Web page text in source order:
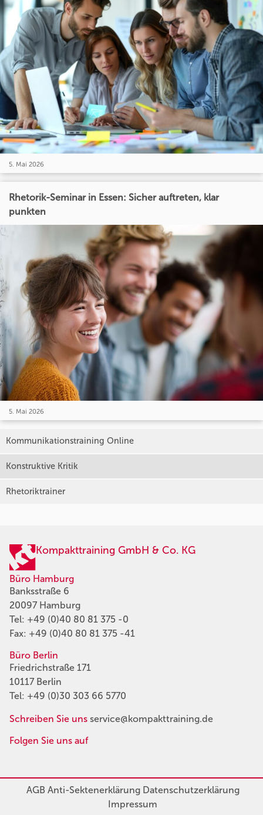
5. Mai 2026
Rhetorik-Seminar in Essen: Sicher auftreten, klar
punkten
5. Mai 2026
Kommunikationstraining Online
Konstruktive Kritik
Rhetoriktrainer
Kompakttraining GmbH & Co. KG
Büro Hamburg
Banksstraße 6
20097 Hamburg
Tel: +49 (0)40 80 81 375 -0
Fax: +49 (0)40 80 81 375 -41
Büro Berlin
Friedrichstraße 171
10117 Berlin
Tel: +49 (0)30 303 66 5770
Schreiben Sie uns service@kompakttraining.de
Folgen Sie uns auf
AGBAnti-SektenerklärungDatenschutzerklärung
Impressum